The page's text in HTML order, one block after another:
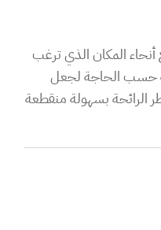
المكان الذي ترغب
حسب الحاجة لجعل
الرائحة بسهولة منقطعة